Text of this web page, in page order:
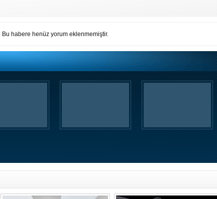
Bu habere henüz yorum eklenmemiştir.